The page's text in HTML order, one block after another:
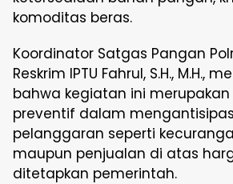
komoditas beras.
Koordinator Satgas Pangan
Reskrim IPTU Fahrul, S.H., M.H.,
bahwa kegiatan ini
preventif dalam
pelanggaran seperti
maupun penjualan di atas
ditetapkan pemerintah.